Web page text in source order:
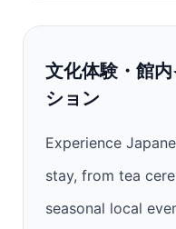
文化体験・館
ション
Experience
stay, from tea
seasonal local